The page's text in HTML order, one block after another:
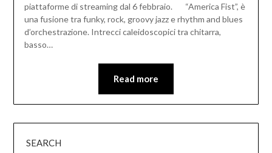
piattaforme di streaming dal 6 febbraio. “America Fist”, è
una fusione tra funky, rock, groovy jazz e rhythm and blues
d’orchestrazione. Intrecci caleidoscopici tra chitarra,
basso…
Read more
SEARCH